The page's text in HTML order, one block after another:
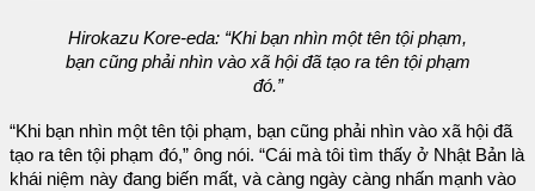
Hirokazu Kore-eda: “Khi bạn nhìn một tên tội phạm,
bạn cũng phải nhìn vào xã hội đã tạo ra tên tội phạm
đó.”
“Khi bạn nhìn một tên tội phạm, bạn cũng phải nhìn vào xã hội đã
tạo ra tên tội phạm đó,” ông nói. “Cái mà tôi tìm thấy ở Nhật Bản là
khái niệm này đang biến mất, và càng ngày càng nhấn mạnh vào